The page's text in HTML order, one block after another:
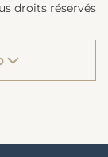
droits réservés